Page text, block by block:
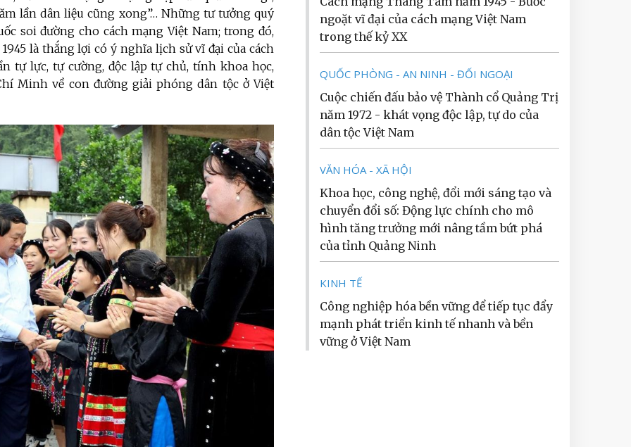
lần dân liệu cũng xong”… Những tư tưởng quý
soi đường cho cách mạng Việt Nam; trong đó,
là thắng lợi có ý nghĩa lịch sử vĩ đại của cách
tự lực, tự cường, độc lập tự chủ, tính khoa học,
Minh về con đường giải phóng dân tộc ở Việt
ngoặt vĩ đại của cách mạng Việt Nam
trong thế kỷ XX
QUỐC PHÒNG - AN NINH - ĐỐI NGOẠI
Cuộc chiến đấu bảo vệ Thành cổ Quảng Trị
năm 1972 - khát vọng độc lập, tự do của
dân tộc Việt Nam
VĂN HÓA - XÃ HỘI
Khoa học, công nghệ, đổi mới sáng tạo và
chuyển đổi số: Động lực chính cho mô
hình tăng trưởng mới nâng tầm bứt phá
của tỉnh Quảng Ninh
KINH TẾ
Công nghiệp hóa bền vững để tiếp tục đẩy
mạnh phát triển kinh tế nhanh và bền
vững ở Việt Nam